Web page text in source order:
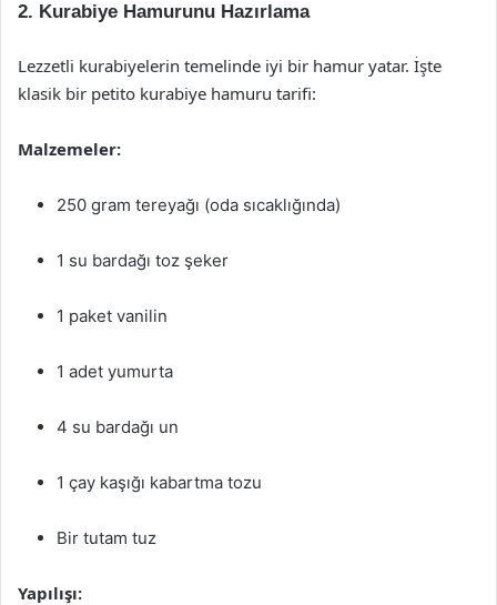
2. Kurabiye Hamurunu Hazırlama
Lezzetli kurabiyelerin temelinde iyi bir hamur yatar. İşte
klasik bir petito kurabiye hamuru tarifi:
Malzemeler:
250 gram tereyağı (oda sıcaklığında)
1 su bardağı toz şeker
1 paket vanilin
1 adet yumurta
4 su bardağı un
1 çay kaşığı kabartma tozu
Bir tutam tuz
Yapılışı: